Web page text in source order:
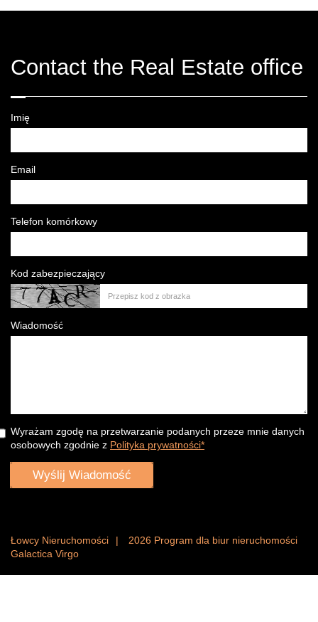
Contact the Real Estate office
Imię
Email
Telefon komórkowy
Kod zabezpieczający
Wiadomość
Wyrażam zgodę na przetwarzanie podanych przeze mnie danych
osobowych zgodnie z Polityka prywatności*
Łowcy Nieruchomości 2026 Program dla biur nieruchomości
Galactica Virgo